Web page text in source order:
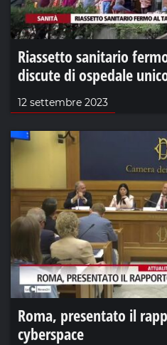
Riassetto sanitario
discute di ospedale
12 settembre 2023
Roma, presentato il
cyberspace